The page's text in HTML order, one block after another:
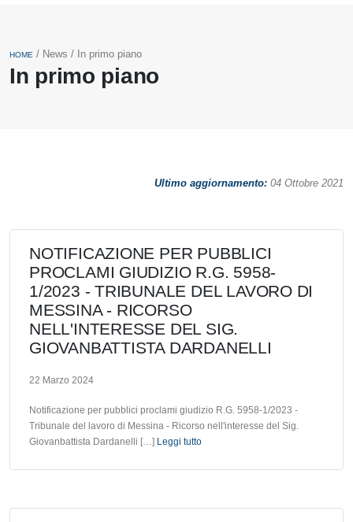
In primo piano
HOME / News / In primo piano
Ultimo aggiornamento: 04 Ottobre 2021
NOTIFICAZIONE PER PUBBLICI
PROCLAMI GIUDIZIO R.G. 5958-
1/2023 - TRIBUNALE DEL LAVORO DI
MESSINA - RICORSO
NELL'INTERESSE DEL SIG.
GIOVANBATTISTA DARDANELLI
22 Marzo 2024
Notificazione per pubblici proclami giudizio R.G. 5958-1/2023 -
Tribunale del lavoro di Messina - Ricorso nell'interesse del Sig.
Giovanbattista Dardanelli […] Leggi tutto